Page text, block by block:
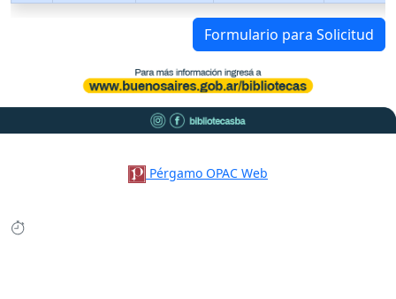
Formulario para Solicitud
Pérgamo OPAC Web